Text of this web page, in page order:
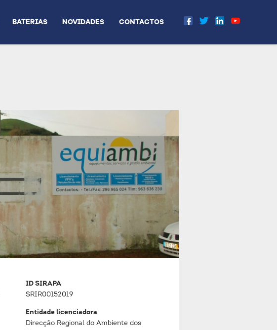
BATERIAS NOVIDADES CONTACTOS
ID SIRAPA
SRIR00152019
Entidade licenciadora
Direcção Regional do Ambiente dos